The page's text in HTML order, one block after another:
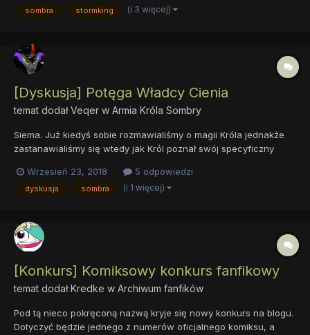
trochę z odcinków w których wystąpił Sombra. Nawet...
sombra stormking (i 3 więcej)
[Dyskusja] Potęga Władcy Cienia
temat dodałVeqer w Armia Króla Sombry
Siema. Już kiedyś sobie rozmawialiśmy o magii Króla jednakże
zastanawialiśmy się wtedy jak Król poznał swój specyficzny
temat tego jak duża ta moc mogła być. Jak myślicie... Na którym
miejscu byłaby moc Króla Sombry w świe...
Wrzesień 23, 2018 5 odpowiedzi
dyskusja sombra (i 1 więcej)
[Konkurs] Komiksowy konkurs fanfikowy
temat dodałKredke w Archiwum fanfików
Pod tą nieco pokręconą nazwą kryje się nowy konkurs na blogu.
Dotyczyć będzie jednego z numerów oficjalnego komiksu, a